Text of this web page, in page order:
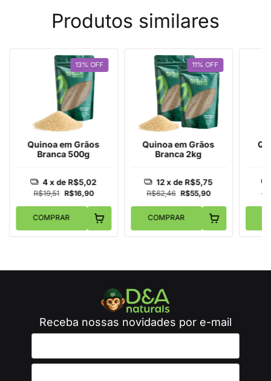
Produtos similares
13%OFF
Quinoa em Grãos
Branca 500g
R$19,51 R$16,90
4 x de R$5,02
COMPRAR
11%OFF
Quinoa em Grãos
Branca 2kg
R$62,46 R$55,90
12x de R$5,75
COMPRAR
Receba nossas novidades por e-mail